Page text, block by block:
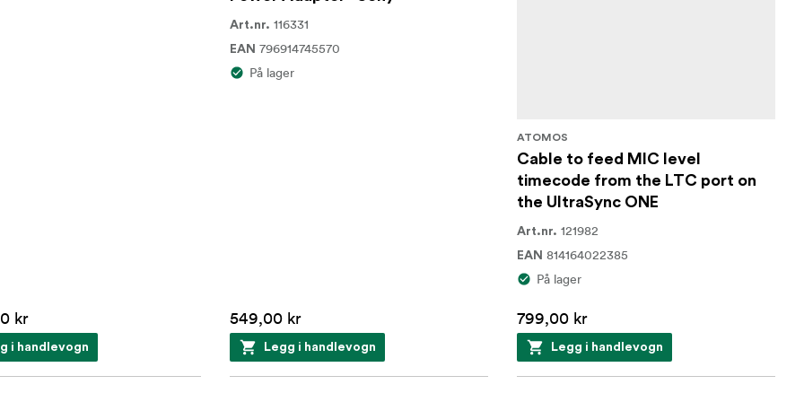
kr
i handlevogn
Art.nr. 116331
EAN 796914745570
På lager
549,00 kr
Legg i handlevogn
ATOMOS
Cable to feed MIC level
timecode from the LTC port on
the UltraSync ONE
Art.nr. 121982
EAN 814164022385
På lager
799,00 kr
Legg i handlevogn